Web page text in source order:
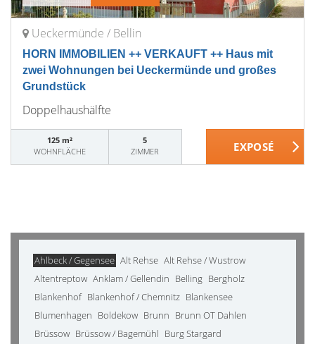
Ueckermünde / Bellin
HORN IMMOBILIEN ++ VERKAUFT ++ Haus mit
zwei Wohnungen bei Ueckermünde und großes
Grundstück
Doppelhaushälfte
125 m²
WOHNFLÄCHE
5
ZIMMER
Ahlbeck / Gegensee Alt Rehse Alt Rehse / Wustrow
Altentreptow Anklam / Gellendin Belling Bergholz
Blankenhof Blankenhof / Chemnitz Blankensee
Blumenhagen Boldekow Brunn Brunn OT Dahlen
Brüssow Brüssow / Bagemühl Burg Stargard